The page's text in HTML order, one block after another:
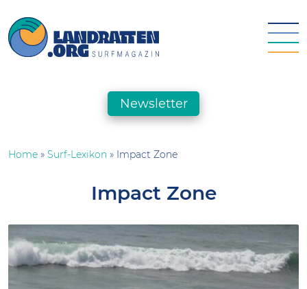
content
Newsletter
Home » Surf-Lexikon » Impact Zone
Impact Zone